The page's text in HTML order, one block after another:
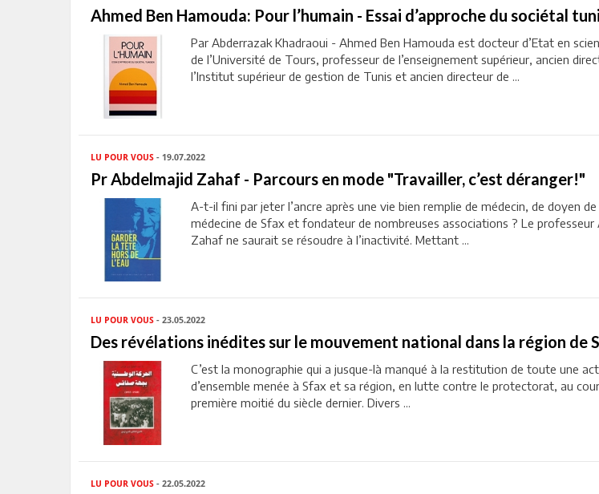
Ahmed Ben Hamouda: Pour l’humain - Essai d’approche du sociétal
Par Abderrazak Khadraoui - Ahmed Ben Hamouda est docteur d’Etat en
de l’Université de Tours, professeur de l’enseignement supérieur, ancien
l’Institut supérieur de gestion de Tunis et ancien directeur de ...
LU POUR VOUS - 19.07.2022
Pr Abdelmajid Zahaf - Parcours en mode "Travailler, c’est déranger!"
A-t-il fini par jeter l’ancre après une vie bien remplie de médecin, de doyen
médecine de Sfax et fondateur de nombreuses associations ? Le professeur
Zahaf ne saurait se résoudre à l’inactivité. Mettant ...
LU POUR VOUS - 23.05.2022
Des révélations inédites sur le mouvement national dans la région de
C’est la monographie qui a jusque-là manqué à la restitution de toute une
d’ensemble menée à Sfax et sa région, en lutte contre le protectorat, au
première moitié du siècle dernier. Divers ...
LU POUR VOUS - 22.05.2022